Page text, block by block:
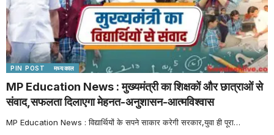
PIN POST मध्यकाल
MP Education News : मुख्यमंत्री का शिक्षकों और छात्राओं से
संवाद,सफलता दिलाएगा मेहनत-अनुशासन-आत्मविश्वास
MP Education News : विद्यार्थियों के सपने साकार करेगी सरकार,युवा ही पूरा…